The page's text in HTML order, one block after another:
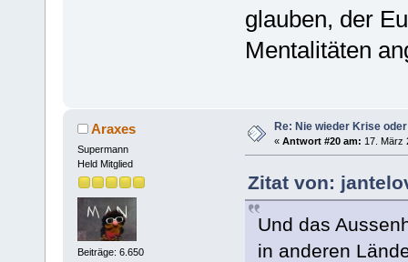
glauben, der
Mentalitäten
Araxes
Supermann
Held Mitglied
Beiträge: 6.650
Re: Nie wieder Krise
« Antwort #20 am: 17. März
Zitat von:
Und das
in anderen